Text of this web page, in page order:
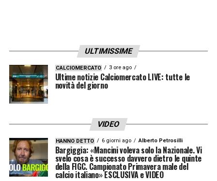
ULTIMISSIME
CALCIOMERCATO 3 ore ago
Ultime notizie Calciomercato LIVE: tutte le
novità del giorno
VIDEO
HANNO DETTO 6 giorni ago Alberto Petrosilli
Bargiggia: «Mancini voleva solo la Nazionale. Vi
svelo cosa è successo davvero dietro le quinte
della FIGC. Campionato Primavera male del
calcio italiano» ESCLUSIVA e VIDEO